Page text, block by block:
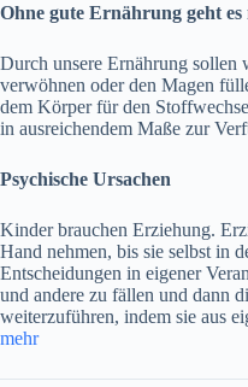
Ohne gute Ernährung geht es
Durch unsere Ernährung
verwöhnen oder den Magen
dem Körper für den
in ausreichendem Maße zur
Psychische Ursachen
Kinder brauchen Erziehung.
Hand nehmen, bis sie selbst in
Entscheidungen in eigener
und andere zu fällen und dann
weiterzuführen, indem sie aus
mehr